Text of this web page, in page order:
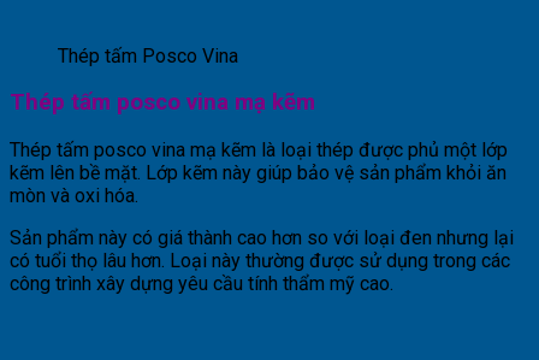
Thép tấm Posco Vina
Thép tấm posco vina mạ kẽm
Thép tấm posco vina mạ kẽm là loại thép được phủ một lớp
kẽm lên bề mặt. Lớp kẽm này giúp bảo vệ sản phẩm khỏi ăn
mòn và oxi hóa.
Sản phẩm này có giá thành cao hơn so với loại đen nhưng lại
có tuổi thọ lâu hơn. Loại này thường được sử dụng trong các
công trình xây dựng yêu cầu tính thẩm mỹ cao.